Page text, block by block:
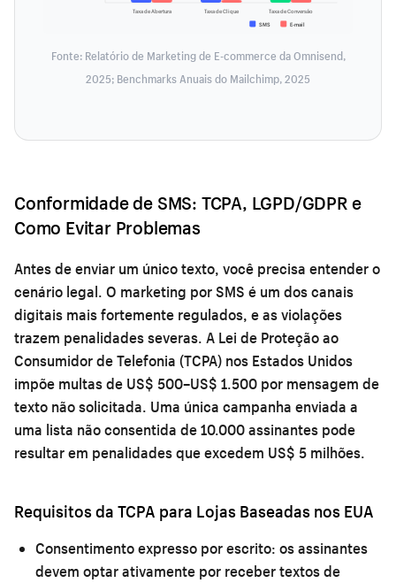
Taxa de Abertura Taxa de Clique Taxa de Conversão
SMS E-mail
Fonte: Relatório de Marketing de E-commerce da Omnisend,
2025; Benchmarks Anuais do Mailchimp, 2025
Conformidade de SMS: TCPA, LGPD/GDPR e
Como Evitar Problemas
Antes de enviar um único texto, você precisa entender o
cenário legal. O marketing por SMS é um dos canais
digitais mais fortemente regulados, e as violações
trazem penalidades severas. A Lei de Proteção ao
Consumidor de Telefonia (TCPA) nos Estados Unidos
impõe multas de US$ 500–US$ 1.500 por mensagem de
texto não solicitada. Uma única campanha enviada a
uma lista não consentida de 10.000 assinantes pode
resultar em penalidades que excedem US$ 5 milhões.
Requisitos da TCPA para Lojas Baseadas nos EUA
Consentimento expresso por escrito: os assinantes
devem optar ativamente por receber textos de